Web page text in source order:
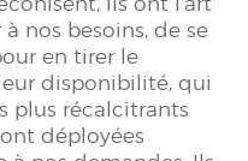
nos besoins, de se
en tirer le
disponibilité, qui
plus récalcitrants
déployées